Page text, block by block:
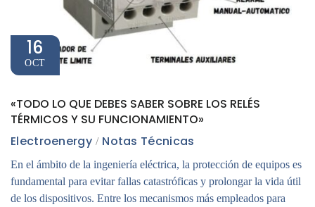
16
OCT
«TODO LO QUE DEBES SABER SOBRE LOS RELÉS
TÉRMICOS Y SU FUNCIONAMIENTO»
Electroenergy
Notas Técnicas
En el ámbito de la ingeniería eléctrica, la protección de equipos es
fundamental para evitar fallas catastróficas y prolongar la vida útil
de los dispositivos. Entre los mecanismos más empleados para